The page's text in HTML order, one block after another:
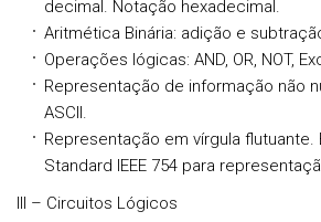
decimal. Notação hexadecimal.
Aritmética Binária: adição e
Operações lógicas: AND, OR, NOT,
Representação de informação não
ASCII.
Representação em vírgula
Standard IEEE 754 para
III – Circuitos Lógicos